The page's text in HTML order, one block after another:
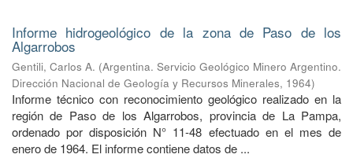
Informe hidrogeológico de la zona de Paso de los
Algarrobos
Gentili, Carlos A. (Argentina. Servicio Geológico Minero Argentino.
Dirección Nacional de Geología y Recursos Minerales, 1964)
Informe técnico con reconocimiento geológico realizado en la
región de Paso de los Algarrobos, provincia de La Pampa,
ordenado por disposición N° 11-48 efectuado en el mes de
enero de 1964. El informe contiene datos de ...